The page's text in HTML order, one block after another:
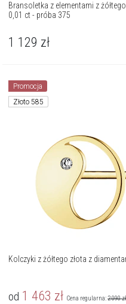
Bransoletka z elementami z
0,01 ct - próba 375
1 129 zł
Promocja
Złoto 585
od 1 463 zł Cena regularna:2 090